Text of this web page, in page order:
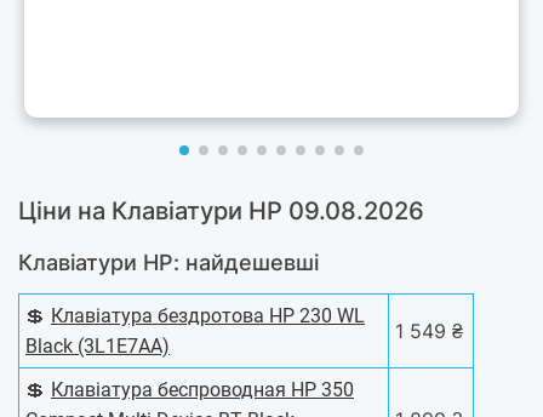
Ціни на Клавіатури HP 09.08.2026
Клавіатури HP: найдешевші
💲 Клавіатура бездротова HP 230 WL
Black (3L1E7AA)
1 549 ₴
💲 Клавіатура беспроводная HP 350